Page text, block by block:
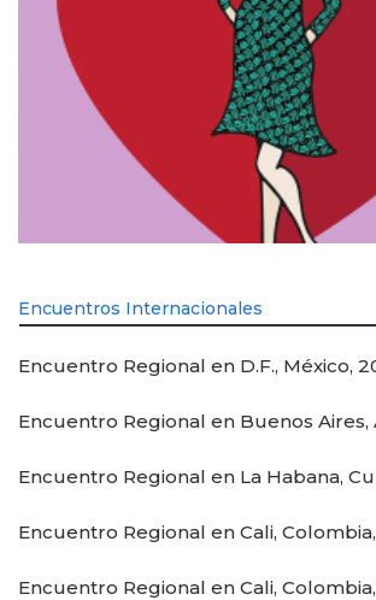
Encuentros Internacionales
Encuentro Regional en D.F., México,
Encuentro Regional en Buenos Aires,
Encuentro Regional en La Habana,
Encuentro Regional en Cali,
Encuentro Regional en Cali,